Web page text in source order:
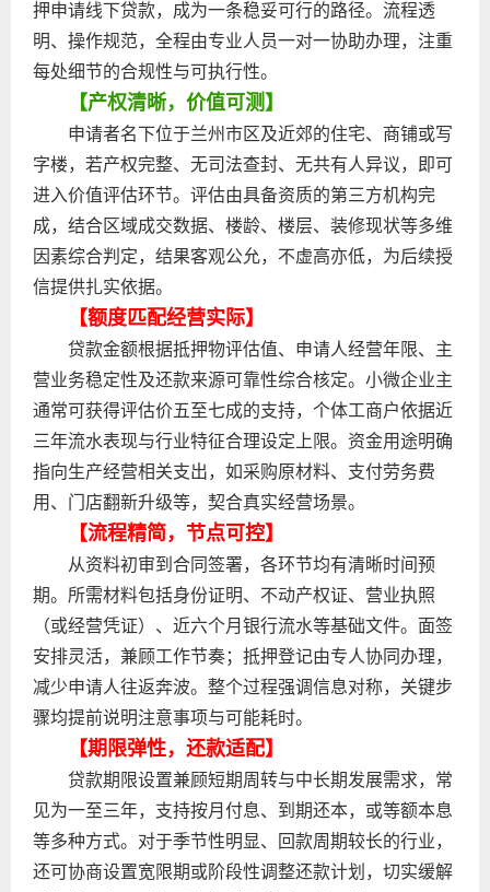
押申请线下贷款，成为一条稳妥可行的路径。流程透
明、操作规范，全程由专业人员一对一协助办理，注重
每处细节的合规性与可执行性。
【产权清晰，价值可测】
申请者名下位于兰州市区及近郊的住宅、商铺或写
字楼，若产权完整、无司法查封、无共有人异议，即可
进入价值评估环节。评估由具备资质的第三方机构完
成，结合区域成交数据、楼龄、楼层、装修现状等多维
因素综合判定，结果客观公允，不虚高亦低，为后续授
信提供扎实依据。
【额度匹配经营实际】
贷款金额根据抵押物评估值、申请人经营年限、主
营业务稳定性及还款来源可靠性综合核定。小微企业主
通常可获得评估价五至七成的支持，个体工商户依据近
三年流水表现与行业特征合理设定上限。资金用途明确
指向生产经营相关支出，如采购原材料、支付劳务费
用、门店翻新升级等，契合真实经营场景。
【流程精简，节点可控】
从资料初审到合同签署，各环节均有清晰时间预
期。所需材料包括身份证明、不动产权证、营业执照
（或经营凭证）、近六个月银行流水等基础文件。面签
安排灵活，兼顾工作节奏；抵押登记由专人协同办理，
减少申请人往返奔波。整个过程强调信息对称，关键步
骤均提前说明注意事项与可能耗时。
【期限弹性，还款适配】
贷款期限设置兼顾短期周转与中长期发展需求，常
见为一至三年，支持按月付息、到期还本，或等额本息
等多种方式。对于季节性明显、回款周期较长的行业，
还可协商设置宽限期或阶段性调整还款计划，切实缓解